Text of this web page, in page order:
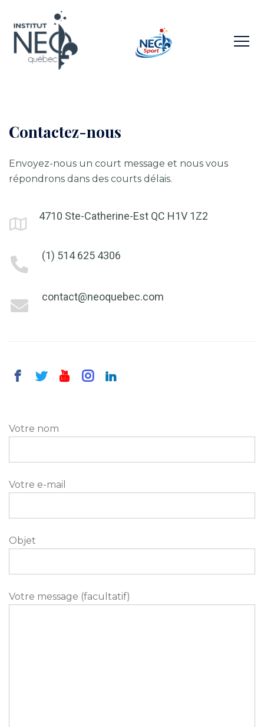
Contactez-nous
Envoyez-nous un court message et nous vous
répondrons dans des courts délais.
4710 Ste-Catherine-Est QC H1V 1Z2
(1) 514 625 4306
contact@neoquebec.com
Votre nom
Votre e-mail
Objet
Votre message (facultatif)